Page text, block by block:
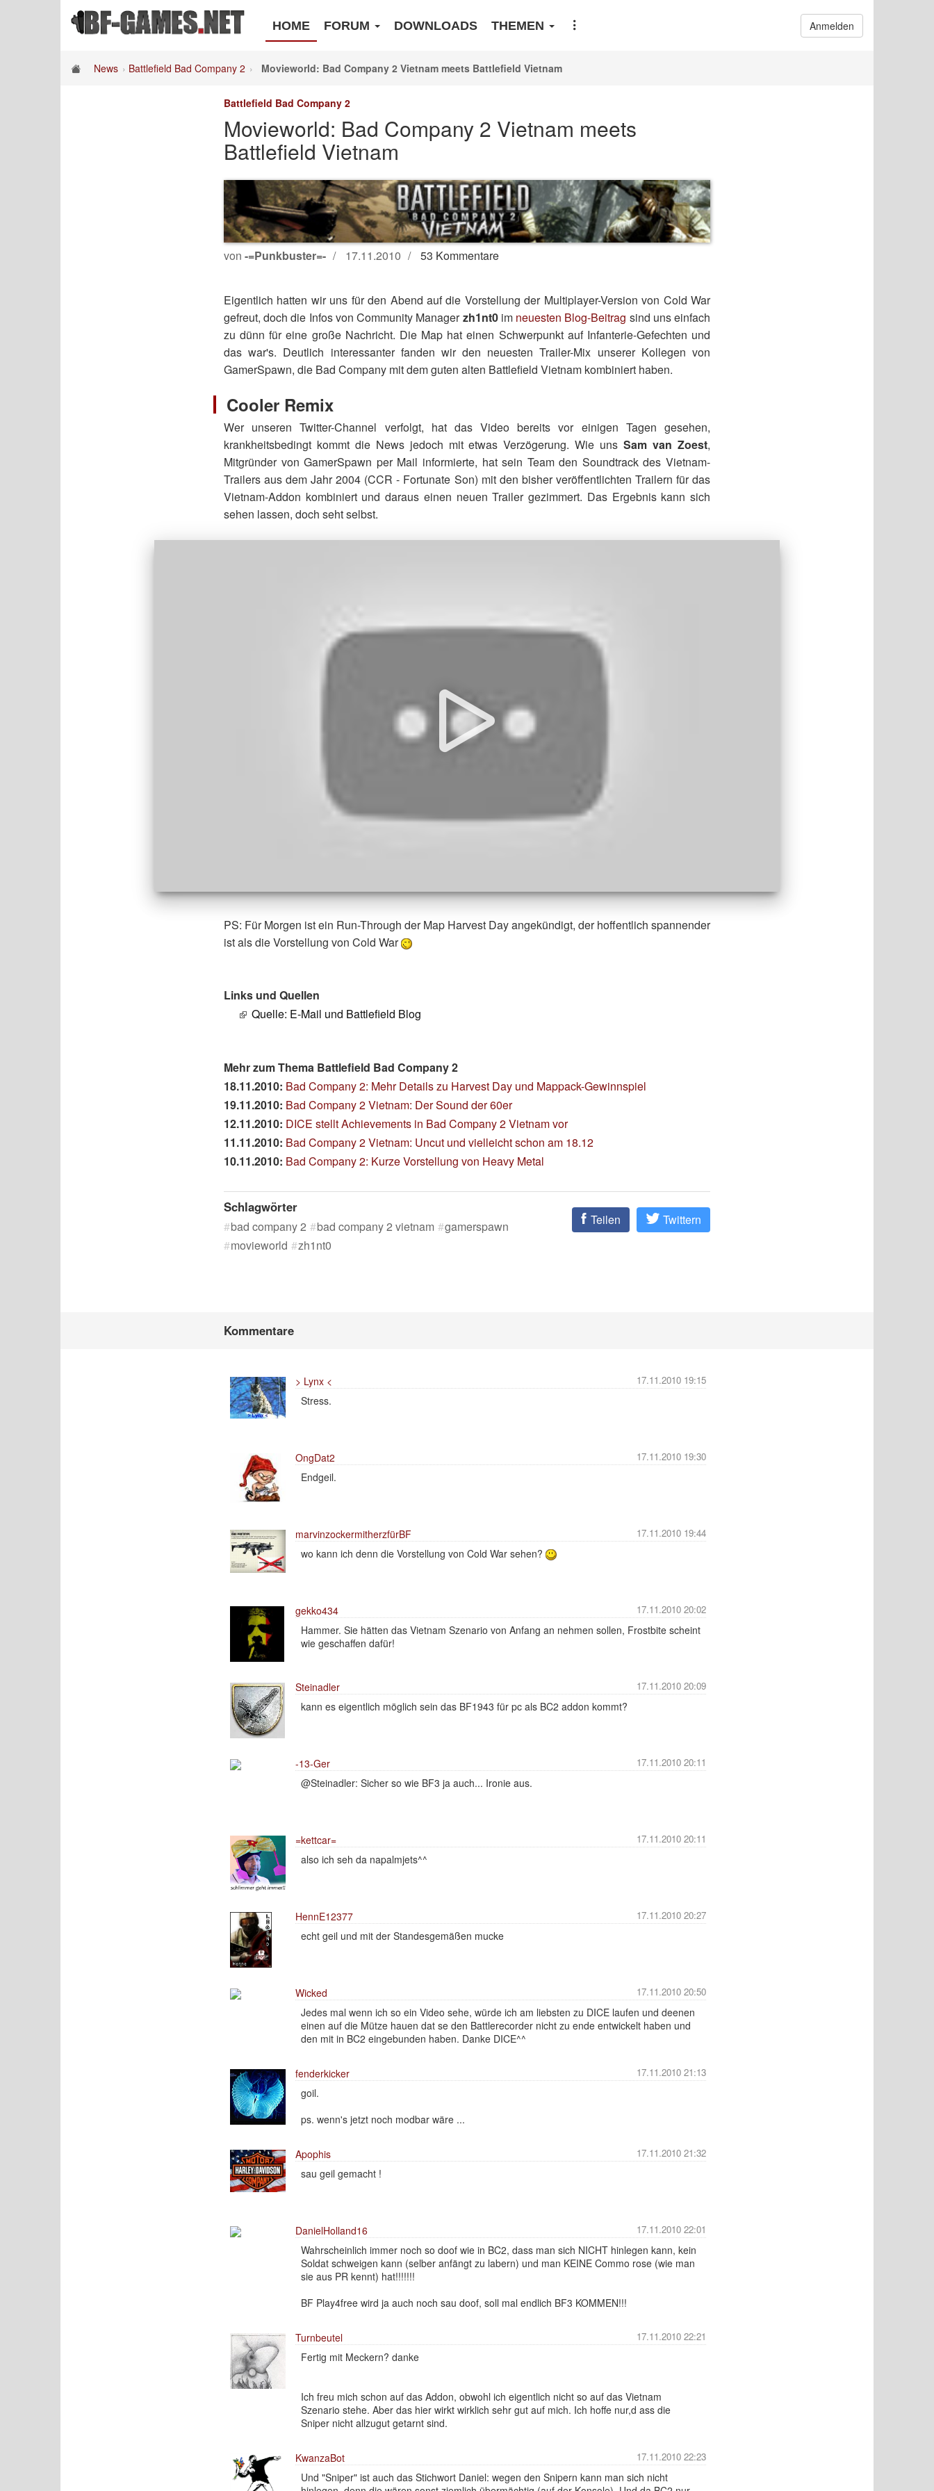
HOME FORUM DOWNLOADS THEMEN Anmelden
News Battlefield Bad Company 2 Movieworld: Bad Company 2 Vietnam meets Battlefield Vietnam
Battlefield Bad Company 2
Movieworld: Bad Company 2 Vietnam meets
Battlefield Vietnam
von -=Punkbuster=- 17.11.2010 53 Kommentare
Eigentlich hatten wir uns für den Abend auf die Vorstellung der Multiplayer-Version von Cold War
gefreut, doch die Infos von Community Managerzh1nt0im neuesten Blog-Beitrag sind uns einfach
zu dünn für eine große Nachricht. Die Map hat einen Schwerpunkt auf Infanterie-Gefechten und
das war's. Deutlich interessanter fanden wir den neuesten Trailer-Mix unserer Kollegen von
GamerSpawn, die Bad Company mit dem guten alten Battlefield Vietnam kombiniert haben.
Cooler Remix
Wer unseren Twitter-Channel verfolgt, hat das Video bereits vor einigen Tagen gesehen,
krankheitsbedingt kommt die News jedoch mit etwas Verzögerung. Wie unsSam van Zoest,
Mitgründer von GamerSpawn per Mail informierte, hat sein Team den Soundtrack des Vietnam-
Trailers aus dem Jahr 2004 (CCR - Fortunate Son) mit den bisher veröffentlichten Trailern für das
Vietnam-Addon kombiniert und daraus einen neuen Trailer gezimmert. Das Ergebnis kann sich
sehen lassen, doch seht selbst.
PS: Für Morgen ist ein Run-Through der Map Harvest Day angekündigt, der hoffentlich spannender
ist als die Vorstellung von Cold War
Links und Quellen
Quelle: E-Mail und Battlefield Blog
Mehr zum Thema Battlefield Bad Company 2
18.11.2010: Bad Company 2: Mehr Details zu Harvest Day und Mappack-Gewinnspiel
19.11.2010: Bad Company 2 Vietnam: Der Sound der 60er
12.11.2010: DICE stellt Achievements in Bad Company 2 Vietnam vor
11.11.2010: Bad Company 2 Vietnam: Uncut und vielleicht schon am 18.12
10.11.2010: Bad Company 2: Kurze Vorstellung von Heavy Metal
Teilen Twittern
Schlagwörter
bad company 2 bad company 2 vietnam
gamerspawn
movieworld
zh1nt0
Kommentare
17.11.2010 19:15
> Lynx <
Stress.
17.11.2010 19:30
OngDat2
Endgeil.
17.11.2010 19:44
marvinzockermitherzfürBF
wo kann ich denn die Vorstellung von Cold War sehen?
17.11.2010 20:02
gekko434
Hammer. Sie hätten das Vietnam Szenario von Anfang an nehmen sollen, Frostbite scheint
wie geschaffen dafür!
17.11.2010 20:09
Steinadler
kann es eigentlich möglich sein das BF1943 für pc als BC2 addon kommt?
17.11.2010 20:11
-13-Ger
@Steinadler: Sicher so wie BF3 ja auch... Ironie aus.
17.11.2010 20:11
=kettcar=
also ich seh da napalmjets^^
17.11.2010 20:27
HennE12377
echt geil und mit der Standesgemäßen mucke
17.11.2010 20:50
Wicked
Jedes mal wenn ich so ein Video sehe, würde ich am liebsten zu DICE laufen und deenen
einen auf die Mütze hauen dat se den Battlerecorder nicht zu ende entwickelt haben und
den mit in BC2 eingebunden haben. Danke DICE^^
17.11.2010 21:13
fenderkicker
goil.
ps. wenn's jetzt noch modbar wäre ...
17.11.2010 21:32
Apophis
sau geil gemacht !
17.11.2010 22:01
DanielHolland16
Wahrscheinlich immer noch so doof wie in BC2, dass man sich NICHT hinlegen kann, kein
Soldat schweigen kann (selber anfängt zu labern) und man KEINE Commo rose (wie man
sie aus PR kennt) hat!!!!!!!
BF Play4free wird ja auch noch sau doof, soll mal endlich BF3 KOMMEN!!!
17.11.2010 22:21
Turnbeutel
Fertig mit Meckern? danke
Ich freu mich schon auf das Addon, obwohl ich eigentlich nicht so auf das Vietnam
Szenario stehe. Aber das hier wirkt wirklich sehr gut auf mich. Ich hoffe nur,d ass die
Sniper nicht allzugut getarnt sind.
17.11.2010 22:23
KwanzaBot
Und "Sniper" ist auch das Stichwort Daniel: wegen den Snipern kann man sich nicht